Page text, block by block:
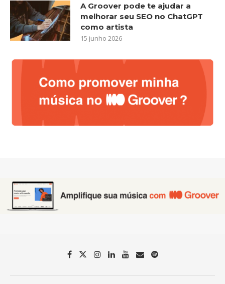
A Groover pode te ajudar a
melhorar seu SEO no ChatGPT
como artista
15 junho 2026